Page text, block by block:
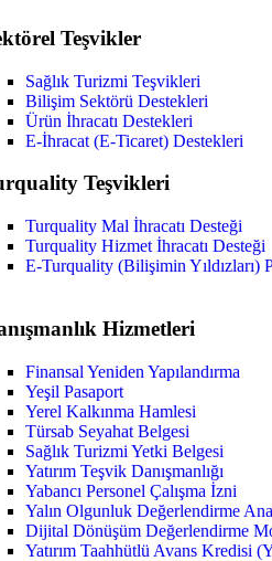
Teşvikler
Sağlık Turizmi Teşvikleri
Bilişim Sektörü Destekleri
Ürün İhracatı Destekleri
E-İhracat (E-Ticaret) Destekleri
Teşvikleri
Turquality Mal İhracatı Desteği
Turquality Hizmet İhracatı Desteği
E-Turquality (Bilişimin Yıldızları)
Hizmetleri
Finansal Yeniden Yapılandırma
Yeşil Pasaport
Yerel Kalkınma Hamlesi
Türsab Seyahat Belgesi
Sağlık Turizmi Yetki Belgesi
Yatırım Teşvik Danışmanlığı
Yabancı Personel Çalışma İzni
Yalın Olgunluk Değerlendirme
Dijital Dönüşüm Değerlendirme
Yatırım Taahhütlü Avans Kredisi